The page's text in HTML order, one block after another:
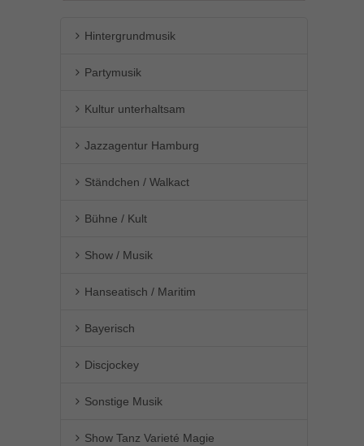
Hintergrundmusik
Partymusik
Kultur unterhaltsam
Jazzagentur Hamburg
Ständchen / Walkact
Bühne / Kult
Show / Musik
Hanseatisch / Maritim
Bayerisch
Discjockey
Sonstige Musik
Show Tanz Varieté Magie